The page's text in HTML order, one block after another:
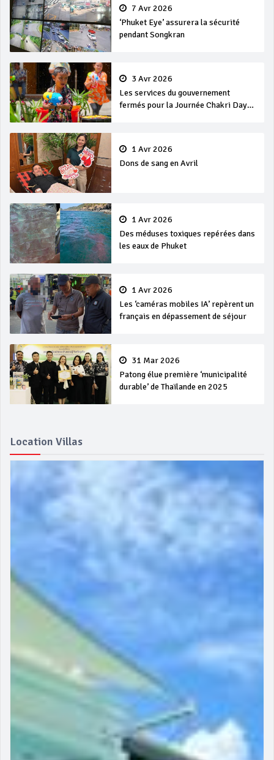
7 Avr 2026
‘Phuket Eye’ assurera la sécurité
pendant Songkran
3 Avr 2026
Les services du gouvernement
fermés pour la Journée Chakri Day
1 Avr 2026
Dons de sang en Avril
1 Avr 2026
Des méduses toxiques repérées dans
les eaux de Phuket
1 Avr 2026
Les ‘caméras mobiles IA’ repèrent un
français en dépassement de séjour
31 Mar 2026
Patong élue première ‘municipalité
durable’ de Thaïlande en 2025
Location Villas